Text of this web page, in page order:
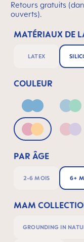
Retours gratuits
ouverts).
MATÉRIAUX DE
LATEX
COULEUR
Blue
Pink & Apricot
PAR ÂGE
2-6 MOIS 6+
MAM
GROUNDING IN